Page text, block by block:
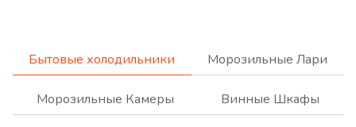
Бытовые холодильники Морозильные Лари
Морозильные Камеры Винные Шкафы